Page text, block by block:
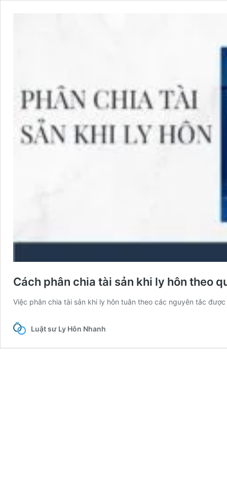
Cách phân chia tài sản khi ly hôn theo
Việc phân chia tài sản khi ly hôn tuân theo các nguyên tắc
Luật sư Ly Hôn Nhanh